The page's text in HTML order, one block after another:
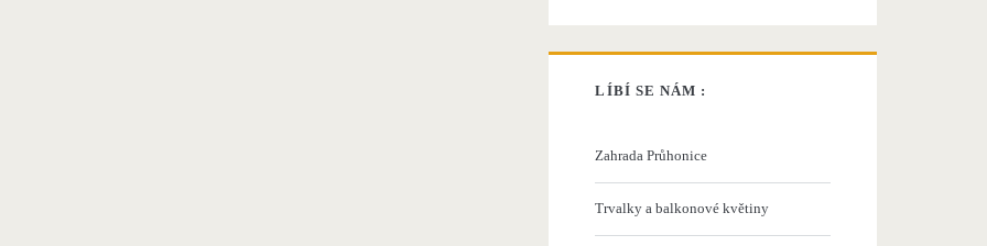
LÍBÍ SE NÁM :
Zahrada Průhonice
Trvalky a balkonové květiny